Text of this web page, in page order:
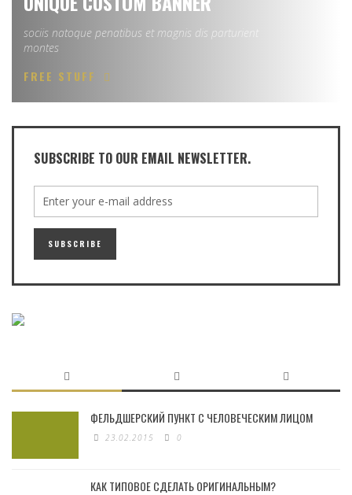
sociis natoque penatibus et magnis dis parturient
montes
FREE STUFF
SUBSCRIBE TO OUR EMAIL NEWSLETTER.
ФЕЛЬДШЕРСКИЙ ПУНКТ С ЧЕЛОВЕЧЕСКИМ ЛИЦОМ
23.02.2015 0
КАК ТИПОВОЕ СДЕЛАТЬ ОРИГИНАЛЬНЫМ?